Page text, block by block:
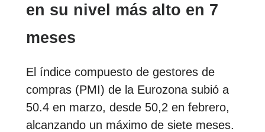
en su nivel más alto en 7
meses
El índice compuesto de gestores de
compras (PMI) de la Eurozona subió a
50.4 en marzo, desde 50,2 en febrero,
alcanzando un máximo de siete meses.